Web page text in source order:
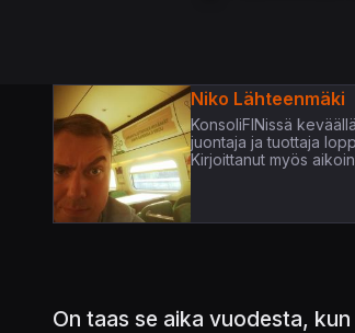
Niko Lähteenmäki
KonsoliFINissä
juontaja ja tuottaja
Kirjoittanut myös
On taas se aika vuodesta,